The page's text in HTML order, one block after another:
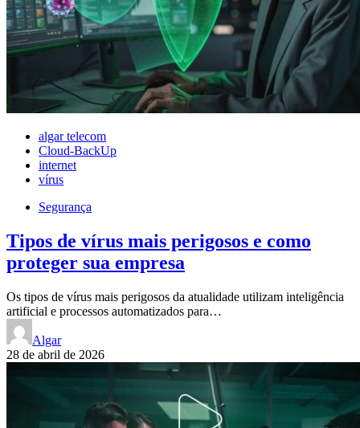
algar telecom
Cloud-BackUp
internet
vírus
Segurança
Tipos de vírus mais perigosos e como
proteger sua empresa
Os tipos de vírus mais perigosos da atualidade utilizam inteligência
artificial e processos automatizados para…
Algar
28 de abril de 2026